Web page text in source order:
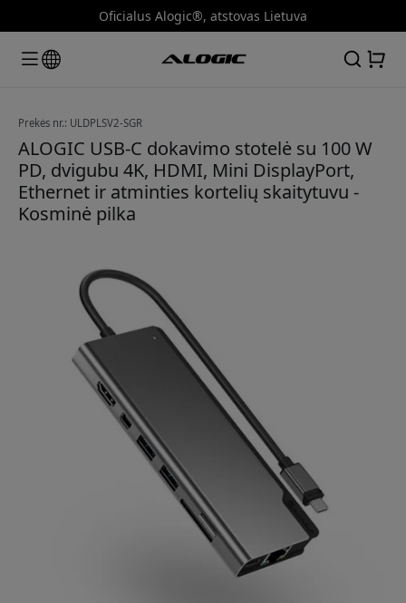
Oficialus Alogic®, atstovas Lietuva
Prekės nr.: ULDPLSV2-SGR
ALOGIC USB-C dokavimo stotelė su 100 W
PD, dvigubu 4K, HDMI, Mini DisplayPort,
Ethernet ir atminties kortelių skaitytuvu -
Kosminė pilka